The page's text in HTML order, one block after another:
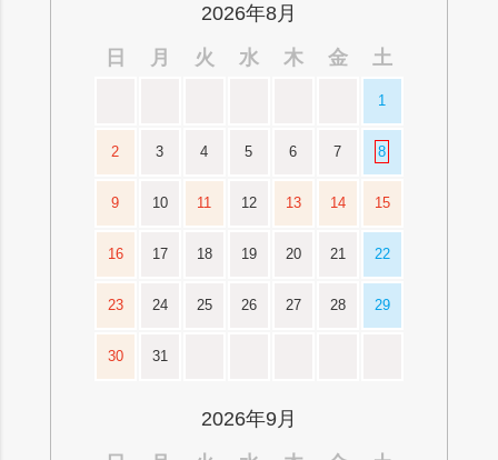
2026年8月
日
月 火 水 木 金 土
1
2 3 4 5 6 7 8
9 10 11 12 13 14 15
16 17 18 19 20 21 22
23 24 25 26 27 28 29
30 31
2026年9月